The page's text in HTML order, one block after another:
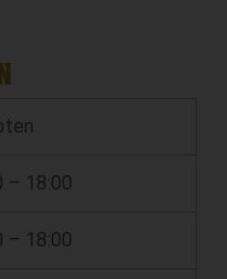
– 18:00
– 18:00